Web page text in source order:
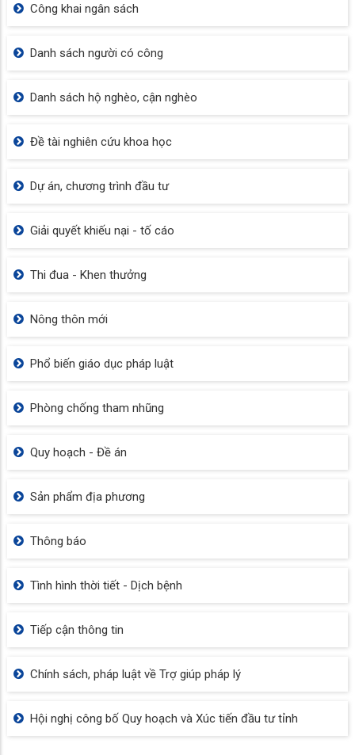
Công khai ngân sách
Danh sách người có công
Danh sách hộ nghèo, cận nghèo
Đề tài nghiên cứu khoa học
Dự án, chương trình đầu tư
Giải quyết khiếu nại - tố cáo
Thi đua - Khen thưởng
Nông thôn mới
Phổ biến giáo dục pháp luật
Phòng chống tham nhũng
Quy hoạch - Đề án
Sản phẩm địa phương
Thông báo
Tình hình thời tiết - Dịch bệnh
Tiếp cận thông tin
Chính sách, pháp luật về Trợ giúp pháp lý
Hội nghị công bố Quy hoạch và Xúc tiến đầu tư tỉnh